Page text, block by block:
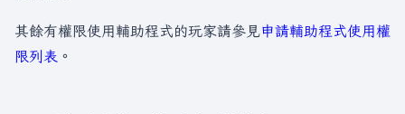
其餘有權限使用輔助程式的玩家請參見申請輔助程式使用權
限列表 。